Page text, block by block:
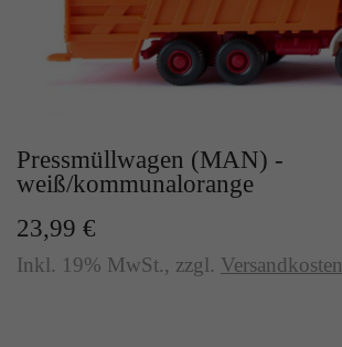
Pressmüllwagen (MAN) -
weiß/kommunalorange
23,99 €
Inkl. 19% MwSt., zzgl. Versandkosten